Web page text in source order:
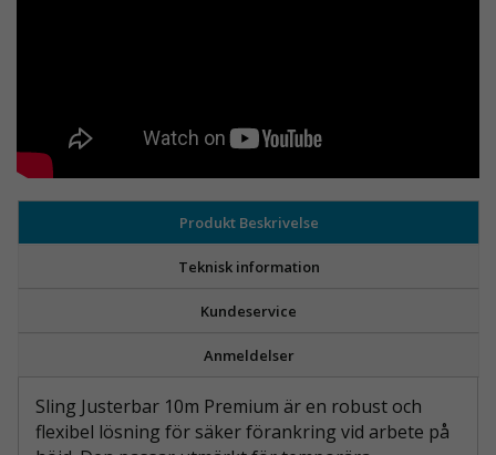
Produkt Beskrivelse
Teknisk information
Kundeservice
Anmeldelser
Sling Justerbar 10m Premium är en robust och
flexibel lösning för säker förankring vid arbete på